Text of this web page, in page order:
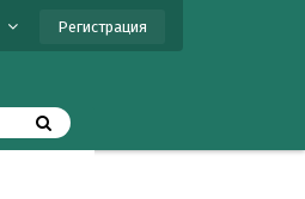
Регистрация